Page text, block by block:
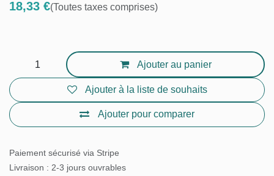
Ajouter au panier
Ajouter pour comparer
Ajouter à la liste de souhaits
Paiement sécurisé via Stripe